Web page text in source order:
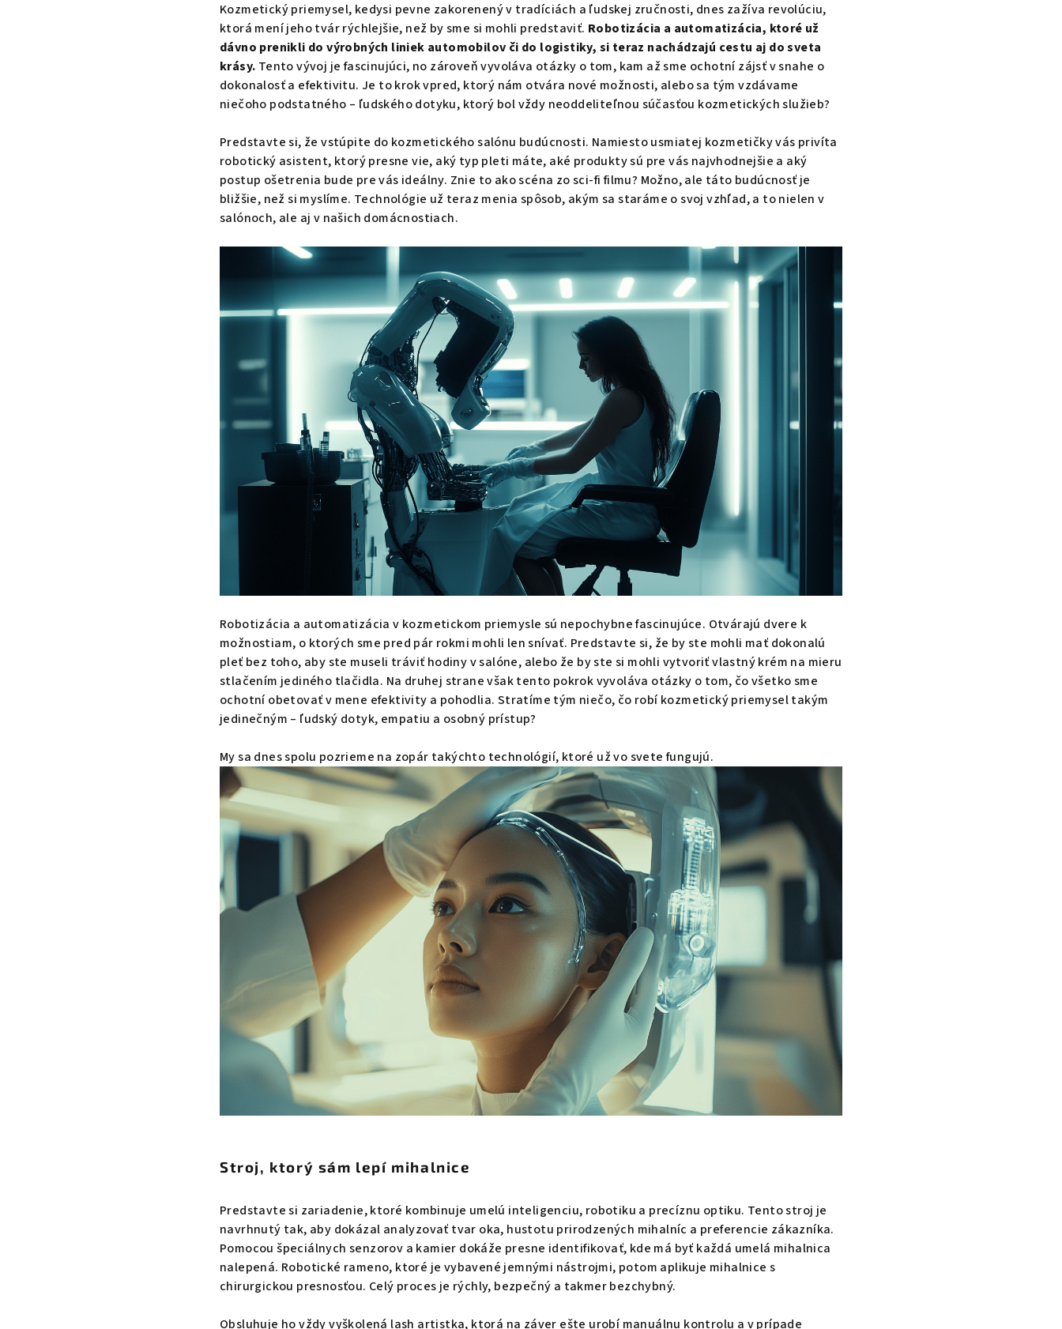
Kozmetický priemysel, kedysi pevne zakorenený v tradíciách a ľudskej zručnosti, dnes zažíva revolúciu,
ktorá mení jeho tvár rýchlejšie, než by sme si mohli predstaviť. Robotizácia a automatizácia, ktoré už
dávno prenikli do výrobných liniek automobilov či do logistiky, si teraz nachádzajú cestu aj do sveta
krásy. Tento vývoj je fascinujúci, no zároveň vyvoláva otázky o tom, kam až sme ochotní zájsť v snahe o
dokonalosť a efektivitu. Je to krok vpred, ktorý nám otvára nové možnosti, alebo sa tým vzdávame
niečoho podstatného – ľudského dotyku, ktorý bol vždy neoddeliteľnou súčasťou kozmetických služieb?
Predstavte si, že vstúpite do kozmetického salónu budúcnosti. Namiesto usmiatej kozmetičky vás privíta
robotický asistent, ktorý presne vie, aký typ pleti máte, aké produkty sú pre vás najvhodnejšie a aký
postup ošetrenia bude pre vás ideálny. Znie to ako scéna zo sci-fi filmu? Možno, ale táto budúcnosť je
bližšie, než si myslíme. Technológie už teraz menia spôsob, akým sa staráme o svoj vzhľad, a to nielen v
salónoch, ale aj v našich domácnostiach.
Robotizácia a automatizácia v kozmetickom priemysle sú nepochybne fascinujúce. Otvárajú dvere k
možnostiam, o ktorých sme pred pár rokmi mohli len snívať. Predstavte si, že by ste mohli mať dokonalú
pleť bez toho, aby ste museli tráviť hodiny v salóne, alebo že by ste si mohli vytvoriť vlastný krém na mieru
stlačením jediného tlačidla. Na druhej strane však tento pokrok vyvoláva otázky o tom, čo všetko sme
ochotní obetovať v mene efektivity a pohodlia. Stratíme tým niečo, čo robí kozmetický priemysel takým
jedinečným – ľudský dotyk, empatiu a osobný prístup?
My sa dnes spolu pozrieme na zopár takýchto technológií, ktoré už vo svete fungujú.
Stroj, ktorý sám lepí mihalnice
Predstavte si zariadenie, ktoré kombinuje umelú inteligenciu, robotiku a precíznu optiku. Tento stroj je
navrhnutý tak, aby dokázal analyzovať tvar oka, hustotu prirodzených mihalníc a preferencie zákazníka.
Pomocou špeciálnych senzorov a kamier dokáže presne identifikovať, kde má byť každá umelá mihalnica
nalepená. Robotické rameno, ktoré je vybavené jemnými nástrojmi, potom aplikuje mihalnice s
chirurgickou presnosťou. Celý proces je rýchly, bezpečný a takmer bezchybný.
Obsluhuje ho vždy vyškolená lash artistka, ktorá na záver ešte urobí manuálnu kontrolu a v prípade